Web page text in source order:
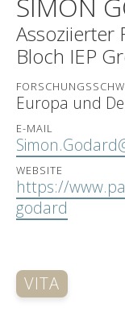
Assoziierter
Bloch IEP
Europa und
E-MAIL
WEBSITE
https://
godard
VITA